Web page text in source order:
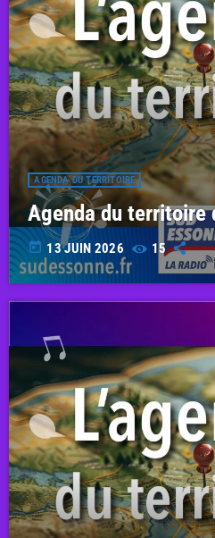
AGENDA DU TERRITOIRE
Agenda du territoire
today 13 JUIN 2026 15